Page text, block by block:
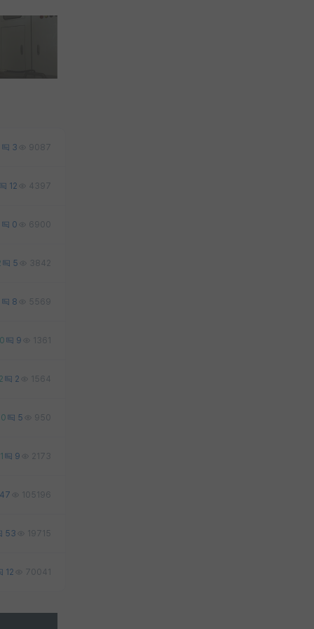
3 9087
12 4397
0 6900
5 3842
8 5569
0 9 1361
2 1564
0 5 950
1 9 2173
47 105196
53 19715
12 70041